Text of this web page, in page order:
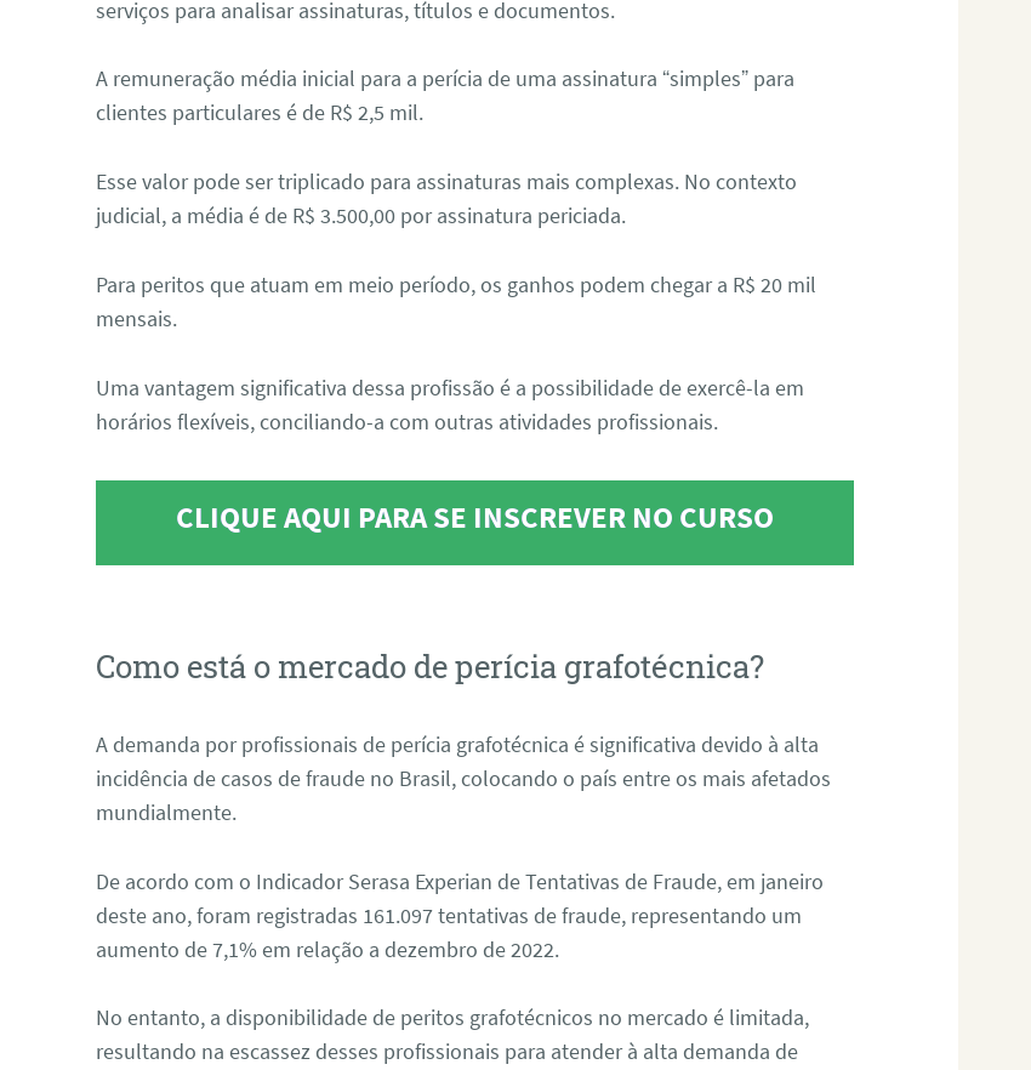
serviços para analisar assinaturas, títulos e documentos.
A remuneração média inicial para a perícia de uma assinatura “simples” para
clientes particulares é de R$ 2,5 mil.
Esse valor pode ser triplicado para assinaturas mais complexas. No contexto
judicial, a média é de R$ 3.500,00 por assinatura periciada.
Para peritos que atuam em meio período, os ganhos podem chegar a R$ 20 mil
mensais.
Uma vantagem significativa dessa profissão é a possibilidade de exercê-la em
horários flexíveis, conciliando-a com outras atividades profissionais.
CLIQUE AQUI PARA SE INSCREVER NO CURSO
Como está o mercado de perícia grafotécnica?
A demanda por profissionais de perícia grafotécnica é significativa devido à alta
incidência de casos de fraude no Brasil, colocando o país entre os mais afetados
mundialmente.
De acordo com o Indicador Serasa Experian de Tentativas de Fraude, em janeiro
deste ano, foram registradas 161.097 tentativas de fraude, representando um
aumento de 7,1% em relação a dezembro de 2022.
No entanto, a disponibilidade de peritos grafotécnicos no mercado é limitada,
resultando na escassez desses profissionais para atender à alta demanda de